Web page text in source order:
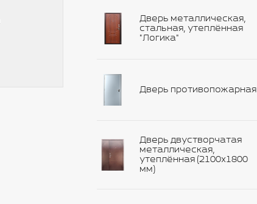
Дверь металлическая,
стальная, утеплённая
"Логика"
Дверь противопожарная
Дверь двустворчатая
металлическая,
утеплённая (2100х1800
мм)